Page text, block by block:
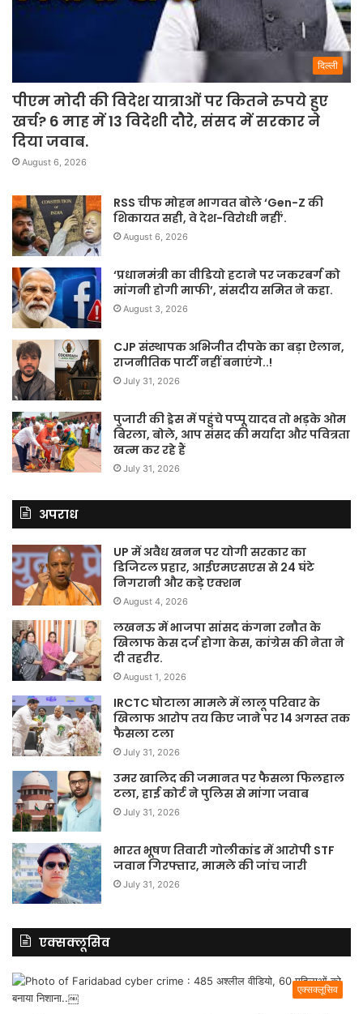
दिल्ली
पीएम मोदी की विदेश यात्राओं पर कितने रुपये हुए
खर्च? 6 माह में 13 विदेशी दौरे, संसद में सरकार ने
दिया जवाब.
August 6, 2026
RSS चीफ मोहन भागवत बोले ‘Gen-Z की
शिकायत सही, वे देश-विरोधी नहीं’.
August 6, 2026
‘प्रधानमंत्री का वीडियो हटाने पर जकरबर्ग को
मांगनी होगी माफी’, संसदीय समित ने कहा.
August 3, 2026
CJP संस्थापक अभिजीत दीपके का बड़ा ऐलान,
राजनीतिक पार्टी नहीं बनाएंगे..!
July 31, 2026
पुजारी की ड्रेस में पहुंचे पप्पू यादव तो भड़के ओम
बिरला, बोले, आप संसद की मर्यादा और पवित्रता
खत्म कर रहे हैं
July 31, 2026
अपराध
UP में अवैध खनन पर योगी सरकार का
डिजिटल प्रहार, आईएमएसएस से 24 घंटे
निगरानी और कड़े एक्शन
August 4, 2026
लखनऊ में भाजपा सांसद कंगना रनौत के
खिलाफ केस दर्ज होगा केस, कांग्रेस की नेता ने
दी तहरीर.
August 1, 2026
IRCTC घोटाला मामले में लालू परिवार के
खिलाफ आरोप तय किए जाने पर 14 अगस्त तक
फैसला टला
July 31, 2026
उमर खालिद की जमानत पर फैसला फिलहाल
टला, हाई कोर्ट ने पुलिस से मांगा जवाब
July 31, 2026
भारत भूषण तिवारी गोलीकांड में आरोपी STF
जवान गिरफ्तार, मामले की जांच जारी
July 31, 2026
एक्सक्लूसिव
एक्सक्लूसिव